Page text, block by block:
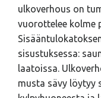
ulkoverhous on
vuorottelee kolme
sisustuksessa:
laatoissa.
musta sävy löytyy